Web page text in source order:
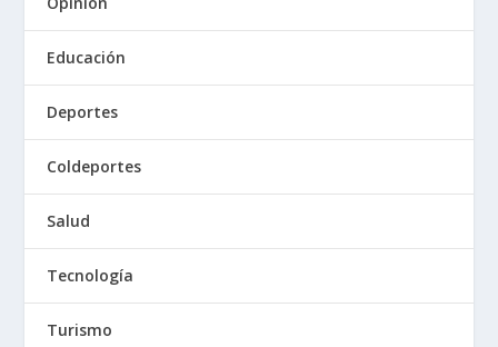
Educación
Deportes
Coldeportes
Salud
Tecnología
Turismo